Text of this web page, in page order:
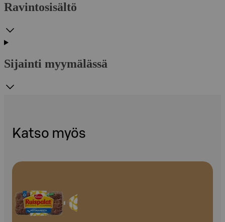
Ravintosisältö
Sijainti myymälässä
Katso myös